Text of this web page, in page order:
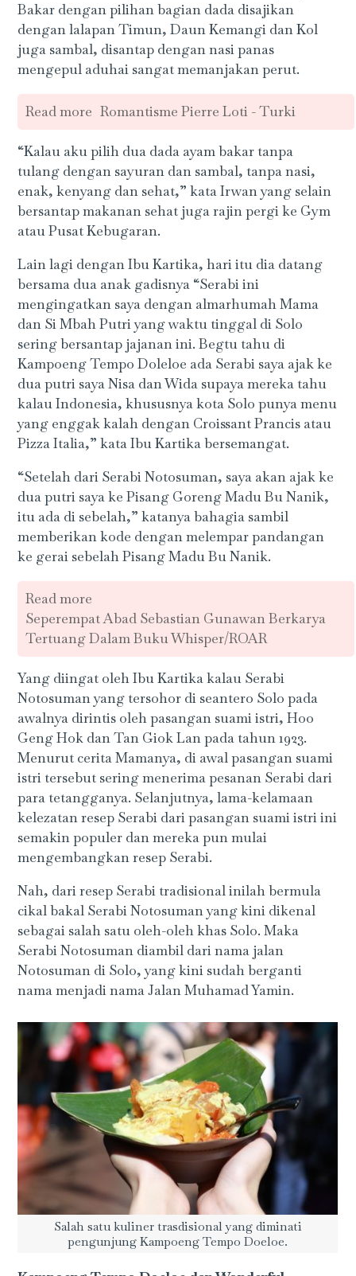
Bakar dengan pilihan bagian dada disajikan
dengan lalapan Timun, Daun Kemangi dan Kol
juga sambal, disantap dengan nasi panas
mengepul aduhai sangat memanjakan perut.
Read more Romantisme Pierre Loti - Turki
“Kalau aku pilih dua dada ayam bakar tanpa
tulang dengan sayuran dan sambal, tanpa nasi,
enak, kenyang dan sehat,” kata Irwan yang selain
bersantap makanan sehat juga rajin pergi ke Gym
atau Pusat Kebugaran.
Lain lagi dengan Ibu Kartika, hari itu dia datang
bersama dua anak gadisnya “Serabi ini
mengingatkan saya dengan almarhumah Mama
dan Si Mbah Putri yang waktu tinggal di Solo
sering bersantap jajanan ini. Begtu tahu di
Kampoeng Tempo Doleloe ada Serabi saya ajak ke
dua putri saya Nisa dan Wida supaya mereka tahu
kalau Indonesia, khususnya kota Solo punya menu
yang enggak kalah dengan Croissant Prancis atau
Pizza Italia,” kata Ibu Kartika bersemangat.
“Setelah dari Serabi Notosuman, saya akan ajak ke
dua putri saya ke Pisang Goreng Madu Bu Nanik,
itu ada di sebelah,” katanya bahagia sambil
memberikan kode dengan melempar pandangan
ke gerai sebelah Pisang Madu Bu Nanik.
Read more
Seperempat Abad Sebastian Gunawan Berkarya
Tertuang Dalam Buku Whisper/ROAR
Yang diingat oleh Ibu Kartika kalau Serabi
Notosuman yang tersohor di seantero Solo pada
awalnya dirintis oleh pasangan suami istri, Hoo
Geng Hok dan Tan Giok Lan pada tahun 1923.
Menurut cerita Mamanya, di awal pasangan suami
istri tersebut sering menerima pesanan Serabi dari
para tetangganya. Selanjutnya, lama-kelamaan
kelezatan resep Serabi dari pasangan suami istri ini
semakin populer dan mereka pun mulai
mengembangkan resep Serabi.
Nah, dari resep Serabi tradisional inilah bermula
cikal bakal Serabi Notosuman yang kini dikenal
sebagai salah satu oleh-oleh khas Solo. Maka
Serabi Notosuman diambil dari nama jalan
Notosuman di Solo, yang kini sudah berganti
nama menjadi nama Jalan Muhamad Yamin.
Salah satu kuliner trasdisional yang diminati
pengunjung Kampoeng Tempo Doeloe.